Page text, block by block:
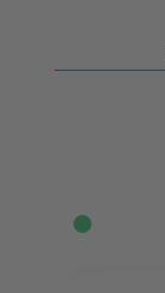
Salta la